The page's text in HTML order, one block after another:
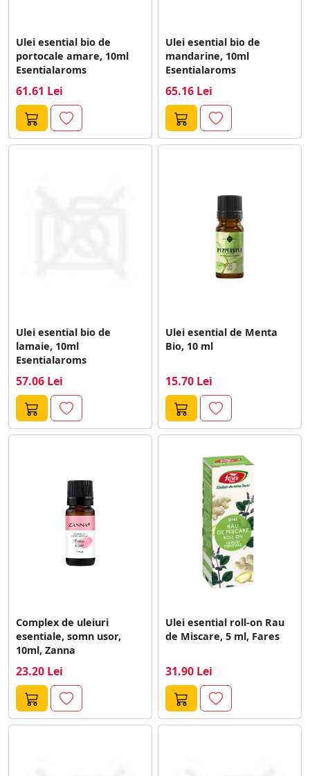
Ulei esential bio de
portocale amare, 10ml
Esentialaroms
61.61 Lei
Ulei esential bio de
mandarine, 10ml
Esentialaroms
65.16 Lei
Ulei esential bio de
lamaie, 10ml
Esentialaroms
57.06 Lei
Ulei esential de Menta
Bio, 10 ml
15.70 Lei
Complex de uleiuri
esentiale, somn usor,
10ml, Zanna
23.20 Lei
Ulei esential roll-on Rau
de Miscare, 5 ml, Fares
31.90 Lei